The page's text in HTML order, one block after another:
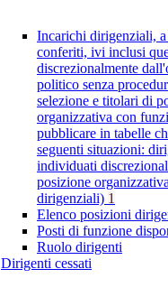
Incarichi dirigenziali,
conferiti, ivi inclusi
discrezionalmente
politico senza
selezione e titolari di
organizzativa con
pubblicare in tabelle
seguenti situazioni:
individuati
posizione
dirigenziali) 1
Elenco posizioni
Posti di funzione
Ruolo dirigenti
Dirigenti cessati